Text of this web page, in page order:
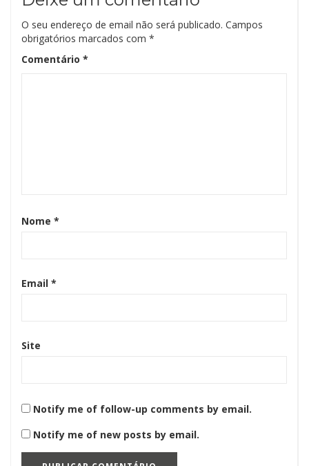
O seu endereço de email não será publicado. Campos
obrigatórios marcados com *
Comentário *
Nome *
Email *
Site
Notify me of follow-up comments by email.
Notify me of new posts by email.